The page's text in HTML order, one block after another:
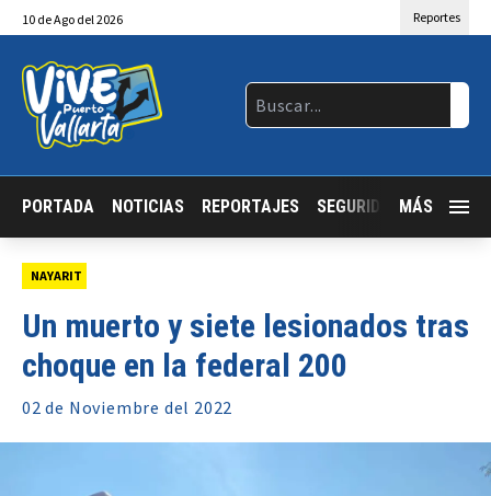
10 deAgo del 2026 Reportes
PORTADA NOTICIAS REPORTAJES SEGURIDAD JALISCO
MÁS
NAYARIT
Un muerto y siete lesionados tras
choque en la federal 200
02 de Noviembre del 2022